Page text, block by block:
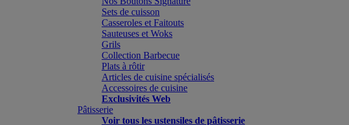
Sets de cuisson
Casseroles et Faitouts
Sauteuses et Woks
Grils
Collection Barbecue
Plats à rôtir
Articles de cuisine spécialisés
Accessoires de cuisine
Exclusivités Web
Pâtisserie
Voir tous les ustensiles de pâtisserie